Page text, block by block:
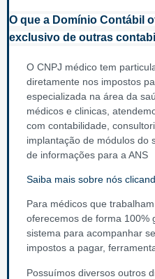
O que a Domínio Contábil
exclusivo de outras
O CNPJ médico tem
diretamente nos impostos
especializada na área da
médicos e clinicas,
com contabilidade,
implantação de módulos do
de informações para a ANS
Saiba mais sobre nós
Para médicos que
oferecemos de forma 100%
sistema para acompanhar
impostos a pagar,
Possuímos diversos outros